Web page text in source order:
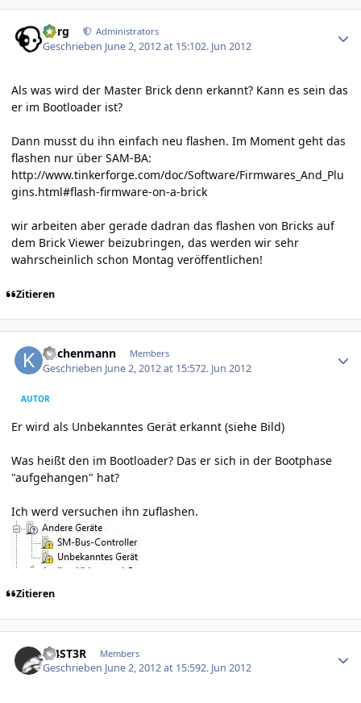
borg Administrators
Geschrieben June 2, 2012 at 15:102. Jun 2012
Als was wird der Master Brick denn erkannt? Kann es sein das
er im Bootloader ist?
Dann musst du ihn einfach neu flashen. Im Moment geht das
flashen nur über SAM-BA:
http://www.tinkerforge.com/doc/Software/Firmwares_And_Plu
gins.html#flash-firmware-on-a-brick
wir arbeiten aber gerade dadran das flashen von Bricks auf
dem Brick Viewer beizubringen, das werden wir sehr
wahrscheinlich schon Montag veröffentlichen!
Zitieren
kuchenmann Members
Geschrieben June 2, 2012 at 15:572. Jun 2012
AUTOR
Er wird als Unbekanntes Gerät erkannt (siehe Bild)
Was heißt den im Bootloader? Das er sich in der Bootphase
"aufgehangen" hat?
Ich werd versuchen ihn zuflashen.
Zitieren
M4ST3R Members
Geschrieben June 2, 2012 at 15:592. Jun 2012